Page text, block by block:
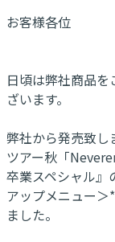
お客様各位
日頃は弊社商品
ざいます。
弊社から発売致し
ツアー秋「
卒業スペシャル
アップメニュー
ました。